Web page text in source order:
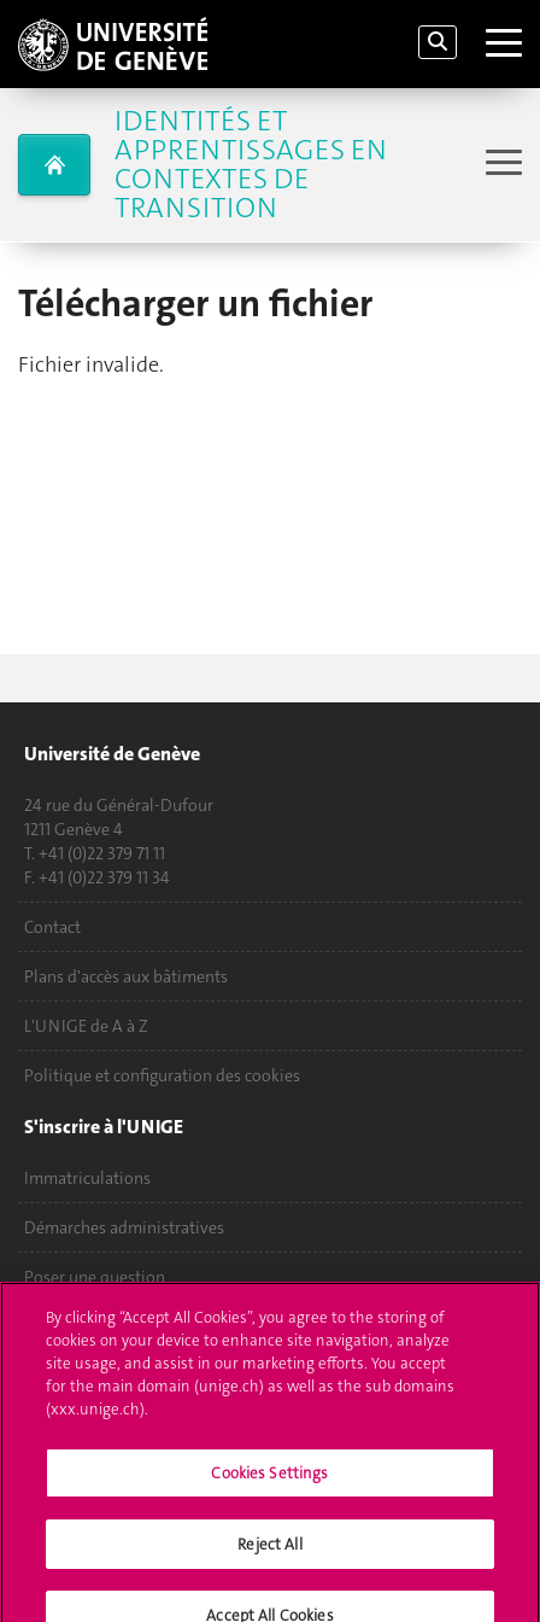
IDENTITÉS ET
APPRENTISSAGES EN
CONTEXTES DE
TRANSITION
Télécharger un fichier
Fichier invalide.
Université de Genève
24 rue du Général-Dufour
1211 Genève 4
T. +41 (0)22 379 71 11
F. +41 (0)22 379 11 34
Contact
Plans d'accès aux bâtiments
L'UNIGE de A à Z
Politique et configuration des cookies
S'inscrire à l'UNIGE
Immatriculations
Démarches administratives
Poser une question
L'UNIGE vous informe
UNIGE Mobile
Bibliothèque
By clicking “Accept All Cookies”, you agree to the storing of
cookies on your device to enhance site navigation, analyze
site usage, and assist in our marketing efforts. You accept
for the main domain (unige.ch) as well as the sub domains
(xxx.unige.ch).
Cookies Settings
Reject All
Accept All Cookies